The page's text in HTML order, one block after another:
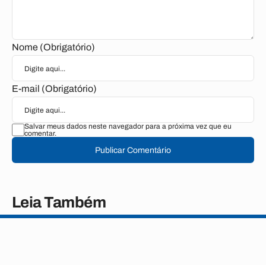
Nome (Obrigatório)
E-mail (Obrigatório)
Salvar meus dados neste navegador para a próxima vez que eu
comentar.
Publicar Comentário
Leia Também